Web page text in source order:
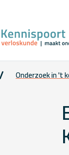
Onderzoek in 't